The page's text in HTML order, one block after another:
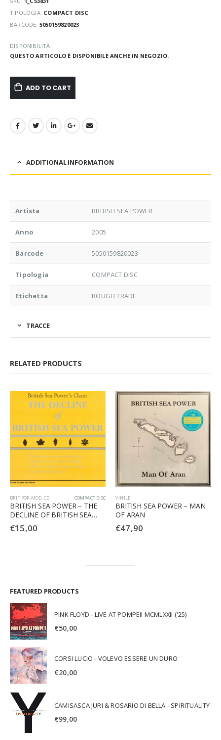
TIPOLOGIA: COMPACT DISC
BARCODE: 5050159820023
DISPONIBILITÀ:
QUESTO ARTICOLO È DISPONIBILE ANCHE IN NEGOZIO.
ADD TO CART
ADDITIONAL INFORMATION
Artista BRITISH SEA POWER
Anno 2005
Barcode 5050159820023
Tipologia COMPACT DISC
Etichetta ROUGH TRADE
TRACCE
RELATED PRODUCTS
COMPACT DISC
BRIT POP-MOD, CD
BRITISH SEA POWER – THE
DECLINE OF BRITISH SEA
POWER
€15,00
VINILE
BRITISH SEA POWER – MAN
OF ARAN
€47,90
FEATURED PRODUCTS
PINK FLOYD - LIVE AT POMPEII MCMLXXII ('25)
€50,00
CORSI LUCIO - VOLEVO ESSERE UN DURO
€20,00
CAMISASCA JURI & ROSARIO DI BELLA - SPIRITUALITY
€99,00